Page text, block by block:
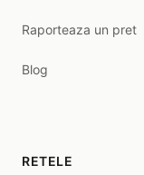
Raporteaza un pret
Blog
RETELE